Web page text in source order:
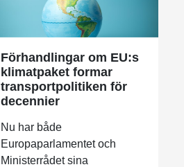
Förhandlingar om EU:s
klimatpaket formar
transportpolitiken för
decennier
Nu har både
Europaparlamentet och
Ministerrådet sina